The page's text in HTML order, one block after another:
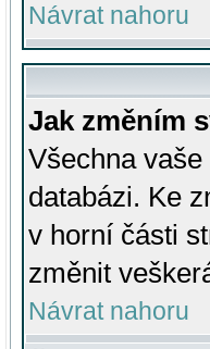
Návrat nahoru
Jak změním
Všechna
databázi. Ke
v horní části
změnit
Návrat nahoru